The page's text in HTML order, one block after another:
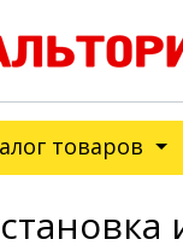
товаров